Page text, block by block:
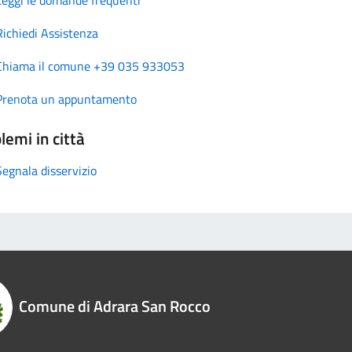
Assistenza
il comune +39 035 933053
un appuntamento
in città
disservizio
Comune di Adrara San Rocco